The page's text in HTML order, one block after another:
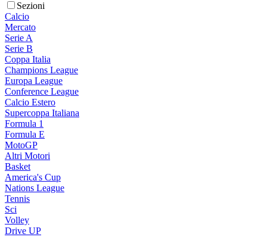
Sezioni
Calcio
Mercato
Serie A
Serie B
Coppa Italia
Champions League
Europa League
Conference League
Calcio Estero
Supercoppa Italiana
Formula 1
Formula E
MotoGP
Altri Motori
Basket
America's Cup
Nations League
Tennis
Sci
Volley
Drive UP